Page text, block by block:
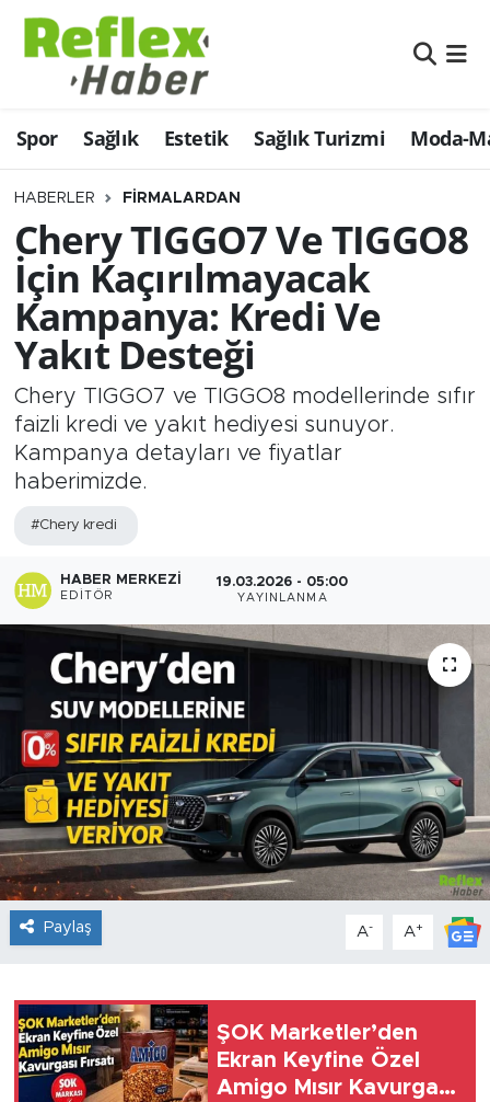
Spor Sağlık Estetik Sağlık Turizmi Moda-
HABERLER FIRMALARDAN
Chery TIGGO7 Ve TIGGO8
İçin Kaçırılmayacak
Kampanya: Kredi Ve
Yakıt Desteği
Chery TIGGO7 ve TIGGO8 modellerinde sıfır
faizli kredi ve yakıt hediyesi sunuyor.
Kampanya detayları ve fiyatlar
haberimizde.
#Chery kredi
HABER MERKEZI
EDITÖR
19.03.2026 - 05:00
YAYINLANMA
Paylaş A- A+
ŞOK Marketler’den
Ekran Keyfine Özel
Amigo Mısır Kavurgası
Eğitim
Estetik
Firmalardan
Güncel
İş ve Ekonomi
Moda-Magazin-Eğlence
Sağlık
Sağlık Turizmi
Sanat
Spor
Teknoloji
Nöbetçi Eczaneler
Hava Durumu
Namaz Vakitleri
Trafik Durumu
Şampiyonlar Ligi Puan Durumu ve Fikstür
Tüm Manşetler
Son Dakika Haberleri
Haber Arşivi